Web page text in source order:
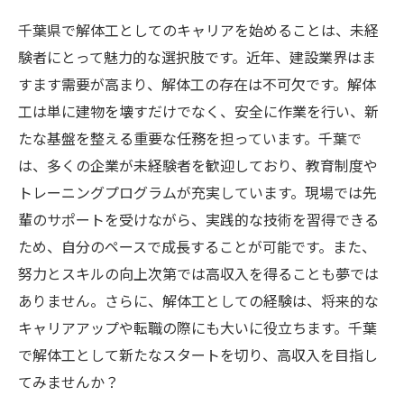
千葉県で解体工としてのキャリアを始めることは、未経
験者にとって魅力的な選択肢です。近年、建設業界はま
すます需要が高まり、解体工の存在は不可欠です。解体
工は単に建物を壊すだけでなく、安全に作業を行い、新
たな基盤を整える重要な任務を担っています。千葉で
は、多くの企業が未経験者を歓迎しており、教育制度や
トレーニングプログラムが充実しています。現場では先
輩のサポートを受けながら、実践的な技術を習得できる
ため、自分のペースで成長することが可能です。また、
努力とスキルの向上次第では高収入を得ることも夢では
ありません。さらに、解体工としての経験は、将来的な
キャリアアップや転職の際にも大いに役立ちます。千葉
で解体工として新たなスタートを切り、高収入を目指し
てみませんか？